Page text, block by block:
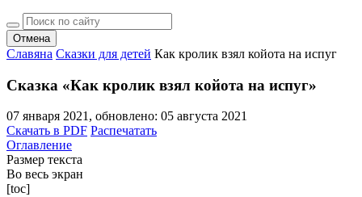
Отмена
Славяна Сказки для детей Как кролик взял койота на испуг
Сказка «Как кролик взял койота на испуг»
07 января 2021, обновлено: 05 августа 2021
Скачать в PDF Распечатать
Оглавление
Размер текста
Во весь экран
[toc]